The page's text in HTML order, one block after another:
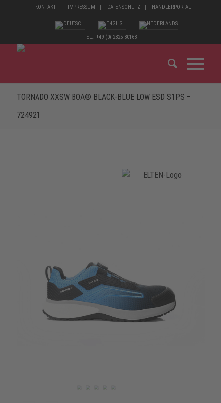
KONTAKT IMPRESSUM DATENSCHUTZ HÄNDLERPORTAL
TEL.: +49 (0) 2825 80168
TORNADO XXSW BOA® BLACK-BLUE LOW ESD S1PS –
724921